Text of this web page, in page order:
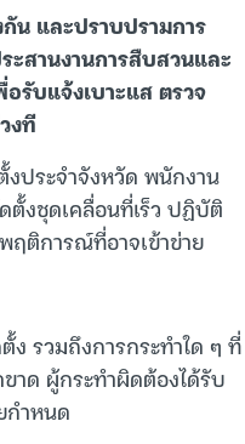
น และปราบปรามการ
ะสานงานการสืบสวนและ
รับแจ้งเบาะแส ตรวจ
งที
ประจำจังหวัด พนักงาน
ตั้งชุดเคลื่อนที่เร็ว ปฏิบัติ
ฤติการณ์ที่อาจเข้าข่าย
ง รวมถึงการกระทำใด ๆ ที่
าด ผู้กระทำผิดต้องได้รับ
กำหนด